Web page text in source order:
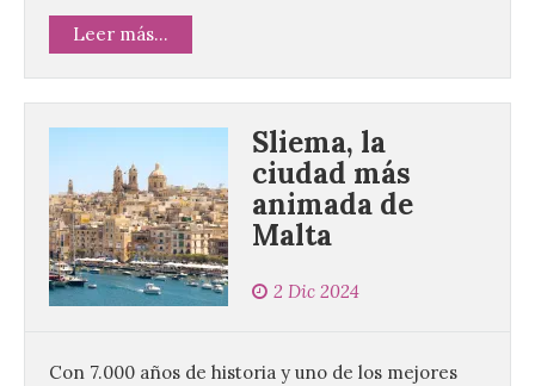
Leer más...
Sliema, la
ciudad más
animada de
Malta
2 Dic 2024
Con 7.000 años de historia y uno de los mejores